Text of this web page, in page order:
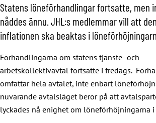
Statens löneförhandlingar fortsatte, men
nåddes ännu. JHL:s medlemmar vill att
inflationen ska beaktas i
Förhandlingarna om statens tjänste- och
arbetskollektivavtal fortsatte i fredags.
omfattar hela avtalet, inte enbart
nuvarande avtalsläget beror på att
lyckades nå enighet om löneförhöjningarna i